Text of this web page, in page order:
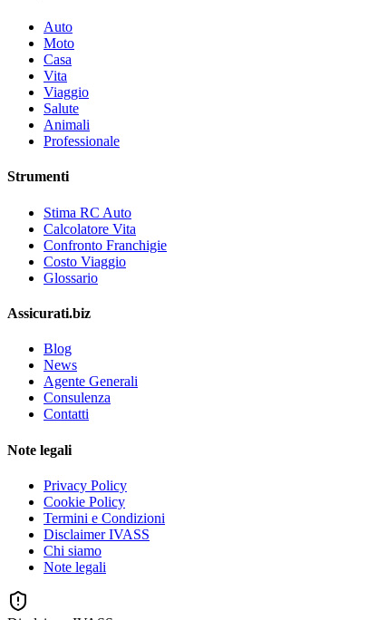
Auto
Moto
Casa
Vita
Viaggio
Salute
Animali
Professionale
Strumenti
Stima RC Auto
Calcolatore Vita
Confronto Franchigie
Costo Viaggio
Glossario
Assicurati.biz
Blog
News
Agente Generali
Consulenza
Contatti
Note legali
Privacy Policy
Cookie Policy
Termini e Condizioni
Disclaimer IVASS
Chi siamo
Note legali